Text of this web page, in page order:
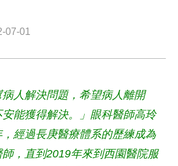
07-01
病人解決問題，希望病人離開
能獲得解決。」眼科醫師高玲
，經過長庚醫療體系的歷練成為
，直到2019年來到西園醫院服